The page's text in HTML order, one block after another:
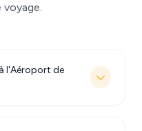
l'Aéroport de